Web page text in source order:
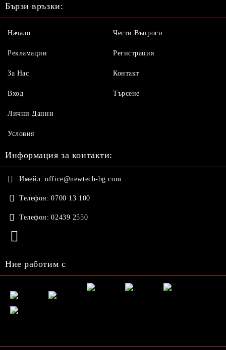
Бързи връзки:
Начало
Рекламации
За Нас
Вход
Чести Въпроси
Регистрация
Контакт
Търсене
Лични Данни
Условия
Информация за контакти:
Имейл: office@newtech-bg.com
Телефон: 0700 13 100
Телефон: 02439 2550
Ние работим с